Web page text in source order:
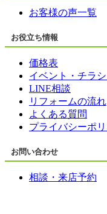
お客様の声一覧
お役立ち情報
価格表
イベント・チラ
LINE相談
リフォームの流れ
よくある質問
プライバシーポ
お問い合わせ
相談・来店予約